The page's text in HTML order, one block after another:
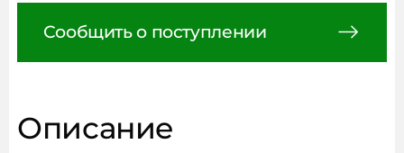
Сообщить о поступлении
Описание